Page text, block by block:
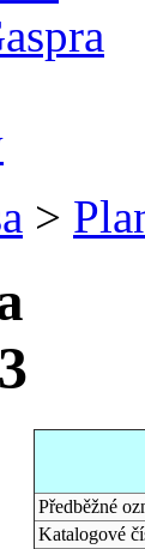
>
Předběžné
Katalogové